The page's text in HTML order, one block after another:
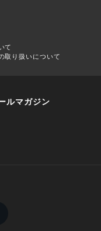
て
取り扱いについて
ルマガジン